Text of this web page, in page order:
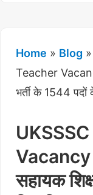
Home » Blog »
Teacher
भर्ती के 1544 पदों
Vacancy
सहायक